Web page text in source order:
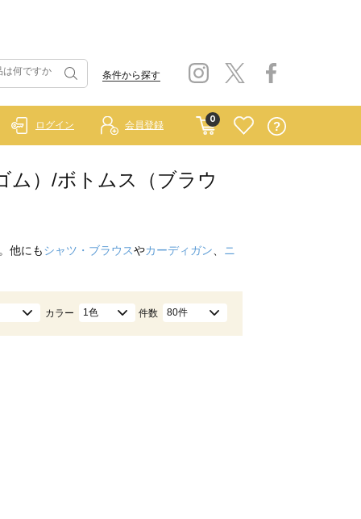
条件から探す
0
ログイン 会員登録
ム）/ボトムス（ブラウ
他にもシャツ・ブラウスやカーディガン
ニ
カラー 1色 件数 80件